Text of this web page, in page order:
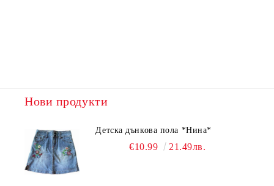
Нови продукти
Детска дънкова пола *Нина*
€10.99 21.49лв.